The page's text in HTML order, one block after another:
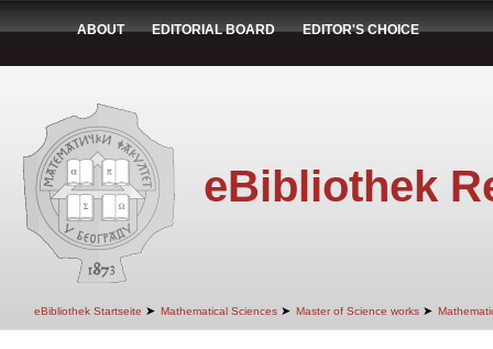
ABOUT EDITORIAL BOARD EDITOR'S CHOICE
eBibliothek
eBibliothek Startseite ➤ Mathematical Sciences ➤ Master of Science works ➤